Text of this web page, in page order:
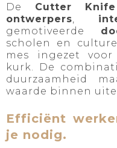
De Cutter Knife
ontwerpers
gemotiveerde
scholen en
mes ingezet
kurk. De
duurzaamheid
waarde binnen
Efficiënt
je nodig.